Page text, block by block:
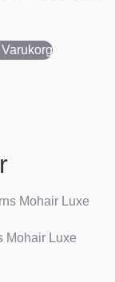
Mohair Luxe